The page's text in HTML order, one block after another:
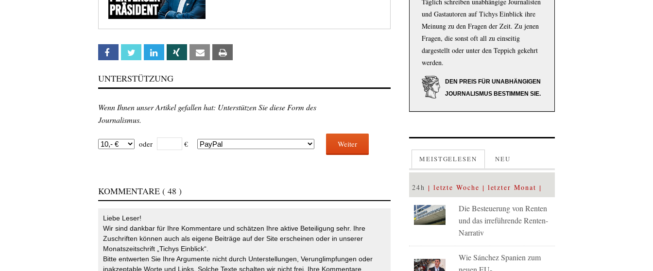
Facebook Twitter Linkedin Xing Email
UNTERSTÜTZUNG
Wenn Ihnen unser Artikel gefallen hat: Unterstützen Sie diese Form des
Journalismus.
oder € Weiter
KOMMENTARE ( 48 )
Liebe Leser!
Wir sind dankbar für Ihre Kommentare und schätzen Ihre aktive Beteiligung sehr. Ihre
Zuschriften können auch als eigene Beiträge auf der Site erscheinen oder in unserer
Monatszeitschrift „Tichys Einblick“.
Bitte entwerten Sie Ihre Argumente nicht durch Unterstellungen, Verunglimpfungen oder
inakzeptable Worte und Links. Solche Texte schalten wir nicht frei. Ihre Kommentare
und Gastautoren auf Tichys Einblick ihre
Meinung zu den Fragen der Zeit. Zu jenen
Fragen, die sonst oft all zu einseitig
dargestellt oder unter den Teppich gekehrt
werden.
DEN PREIS FÜR UNABHÄNGIGEN
JOURNALISMUS BESTIMMEN SIE.
MEISTGELESEN NEU
24h letzte Woche letzter Monat
Die Besteuerung von Renten
und das irreführende Renten-
Narrativ
Wie Sánchez Spanien zum